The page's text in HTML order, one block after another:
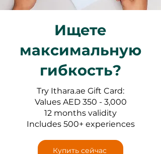
Ищете
максимальную
гибкость?
Try Ithara.ae Gift Card:
Values AED 350 - 3,000
12 months validity
Includes 500+ experiences
Купить сейчас